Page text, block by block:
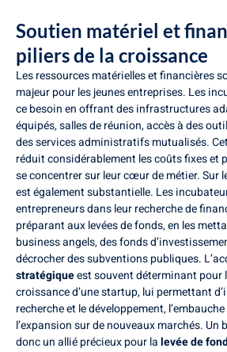
Soutien matériel et
piliers de la croissance
Les ressources matérielles et financières
majeur pour les jeunes entreprises. Les
ce besoin en offrant des infrastructures
équipés, salles de réunion, accès à des
des services administratifs mutualisés.
réduit considérablement les coûts fixes et
se concentrer sur leur cœur de métier. Sur
est également substantielle. Les
entrepreneurs dans leur recherche de
préparant aux levées de fonds, en les
business angels, des fonds
décrocher des subventions publiques.
stratégiqueest souvent déterminant pour
croissance d’une startup, lui permettant
recherche et le développement,
l’expansion sur de nouveaux marchés. Un
donc un allié précieux pour lalevée de